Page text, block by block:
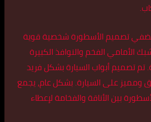
يضفي تصميم الأسطورة شخصية قوية
الأمامي الفخم والنوافذ الكبيرة
تم تصميم أبواب السيارة بشكل فريد
ومميز على السيارة. بشكل عام، يجمع
بين الأناقة والفخامة لإعطاء